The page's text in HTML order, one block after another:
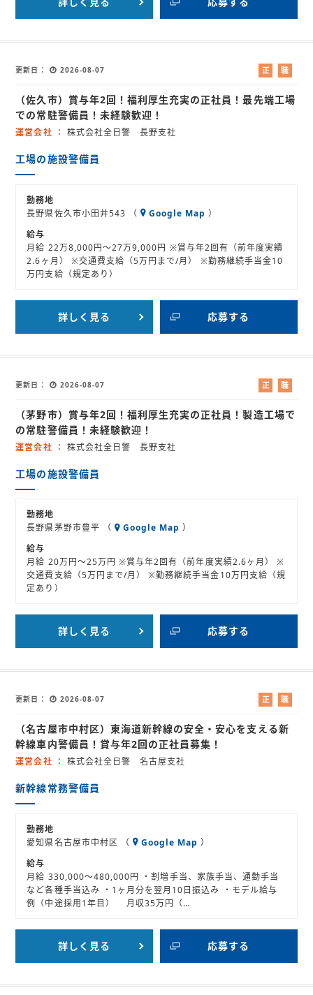
更新日 2026-08-07
正
員
職
紹
（佐久市）賞与年2回！福利厚生充実の正社員！最先端工場
での常駐警備員！未経験歓迎！
運営会社 株式会社全日警 長野支社
工場の施設警備員
勤務地
長野県佐久市小田井543 （
Google Map ）
給与
月給 22万8,000円～27万9,000円 ※賞与年2回有（前年度実績
2.6ヶ月） ※交通費支給（5万円まで/月） ※勤務継続手当金10
万円支給（規定あり）
詳しく見る 応募する
更新日 2026-08-07
正
員
職
紹
（茅野市）賞与年2回！福利厚生充実の正社員！製造工場で
の常駐警備員！未経験歓迎！
運営会社 株式会社全日警 長野支社
工場の施設警備員
勤務地
長野県茅野市豊平 （
Google Map ）
給与
月給 20万円～25万円 ※賞与年2回有（前年度実績2.6ヶ月） ※
交通費支給（5万円まで/月） ※勤務継続手当金10万円支給（規
定あり）
詳しく見る 応募する
更新日 2026-08-07
正
員
職
紹
（名古屋市中村区）東海道新幹線の安全・安心を支える新
幹線車内警備員！賞与年2回の正社員募集！
運営会社 株式会社全日警 名古屋支社
新幹線常務警備員
勤務地
愛知県名古屋市中村区 （
Google Map ）
給与
月給 330,000～480,000円 ・割増手当、家族手当、通勤手当
など各種手当込み ・1ヶ月分を翌月10日振込み ・モデル給与
例（中途採用1年目） 月収35万円（…
詳しく見る 応募する